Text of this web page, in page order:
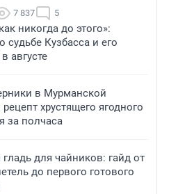
7 837 5
никогда до этого»:
судьбе Кузбасса и его
августе
в Мурманской
хрустящего ягодного
за полчаса
для чайников: гайд от
до первого готового